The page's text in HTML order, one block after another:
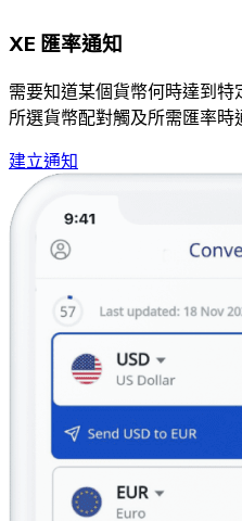
XE 匯率通知
需要知道某個貨幣何時達到
所選貨幣配對觸及所需匯率時
建立通知